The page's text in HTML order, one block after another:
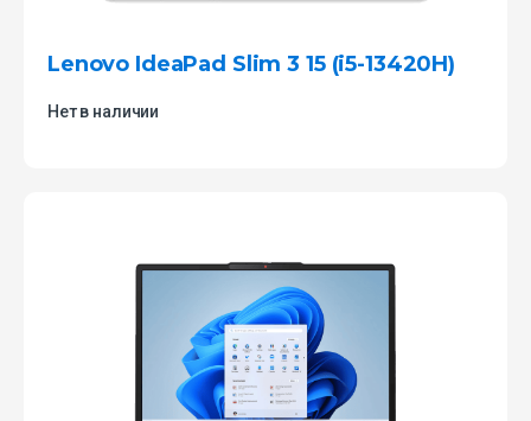
Lenovo IdeaPad Slim 3 15 (i5-13420H)
Нет в наличии